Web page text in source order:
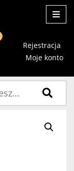
Rejestracja
Moje konto